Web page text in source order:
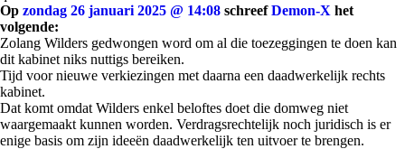
Op zondag 26 januari 2025 @ 14:08 schreefDemon-X het
volgende:
Zolang Wilders gedwongen word om al die toezeggingen te doen kan
dit kabinet niks nuttigs bereiken.
Tijd voor nieuwe verkiezingen met daarna een daadwerkelijk rechts
kabinet.
Dat komt omdat Wilders enkel beloftes doet die domweg niet
waargemaakt kunnen worden. Verdragsrechtelijk noch juridisch is er
enige basis om zijn ideeën daadwerkelijk ten uitvoer te brengen.